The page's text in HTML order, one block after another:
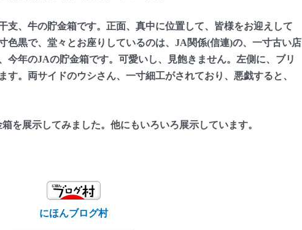
支、牛の貯金箱です。正面、真中に位置して、皆様をお迎えして
色黒で、堂々とお座りしているのは、JA関係(信連)の、一寸古い店
今年のJAの貯金箱です。可愛いし、見飽きません。左側に、ブリ
す。両サイドのウシさん、一寸細工がされており、悪戯すると、
を展示してみました。他にもいろいろ展示しています。
にほんブログ村